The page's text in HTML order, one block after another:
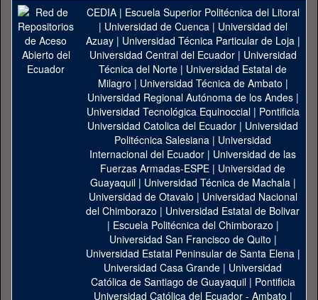
CEDIA| Escuela Superior Politécnica del Litoral
| Universidad de Cuenca| Universidad del
Azuay| Universidad Técnica Particular de Loja|
Universidad Central del Ecuador| Universidad
Técnica del Norte | Universidad Estatal de
Milagro | Universidad Técnica de Ambato |
Universidad Regional Autónoma de los Andes|
Universidad Tecnológica Equinoccial| Pontificia
Universidad Catolica del Ecuador | Universidad
Politécnica Salesiana | Universidad
Internacional del Ecuador | Universidad de las
Fuerzas Armadas-ESPE | Universidad de
Guayaquil| Universidad Técnica de Machala|
Universidad de Otavalo | Universidad Nacional
del Chimborazo | Universidad Estatal de Bolivar
| Escuela Politécnica del Chimborazo |
Universidad San Francisco de Quito |
Universidad Estatal Peninsular de Santa Elena|
Universidad Casa Grande | Universidad
Católica de Santiago de Guayaquil| Pontificia
Universidad Católica del Ecuador - Ambato |